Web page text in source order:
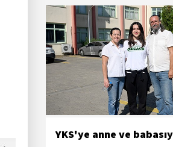
YKS'ye anne ve